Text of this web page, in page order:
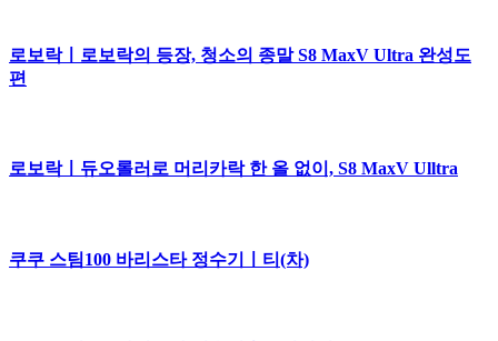
로보락ㅣ로보락의 등장, 청소의 종말 S8 MaxV Ultra 완성도
편
로보락ㅣ듀오롤러로 머리카락 한 올 없이, S8 MaxV Ulltra
쿠쿠 스팀100 바리스타 정수기ㅣ티(차)